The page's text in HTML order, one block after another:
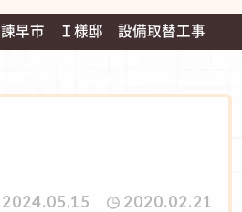
諫早市 Ｉ様邸 設備取替工事
2024.05.15 2020.02.21